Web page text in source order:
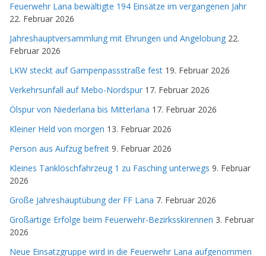
Feuerwehr Lana bewältigte 194 Einsätze im vergangenen Jahr
22. Februar 2026
Jahreshauptversammlung mit Ehrungen und Angelobung 22.
Februar 2026
LKW steckt auf Gampenpassstraße fest 19. Februar 2026
Verkehrsunfall auf Mebo-Nordspur 17. Februar 2026
Ölspur von Niederlana bis Mitterlana 17. Februar 2026
Kleiner Held von morgen 13. Februar 2026
Person aus Aufzug befreit 9. Februar 2026
Kleines Tanklöschfahrzeug 1 zu Fasching unterwegs 9. Februar
2026
Große Jahreshauptübung der FF Lana 7. Februar 2026
Großartige Erfolge beim Feuerwehr-Bezirksskirennen 3. Februar
2026
Neue Einsatzgruppe wird in die Feuerwehr Lana aufgenommen